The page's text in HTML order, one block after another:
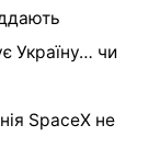
Україну… чи
SpaceX не